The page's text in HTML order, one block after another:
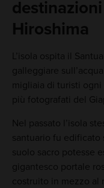
Hiroshima
L’isola ospita il
galleggiare
migliaia di turisti
più fotografati del
Nel passato l’isola
santuario fu edificato
suolo sacro potesse
gigantesco portale
costruito in mezzo al